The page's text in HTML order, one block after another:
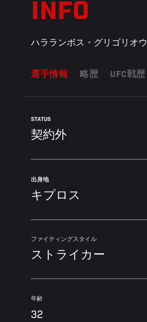
INFO
ハラランボス・グリゴリオ
選手情報 略歴 UFC戦歴
STATUS
契約外
出身地
キプロス
ファイティングスタイル
ストライカー
年齢
32